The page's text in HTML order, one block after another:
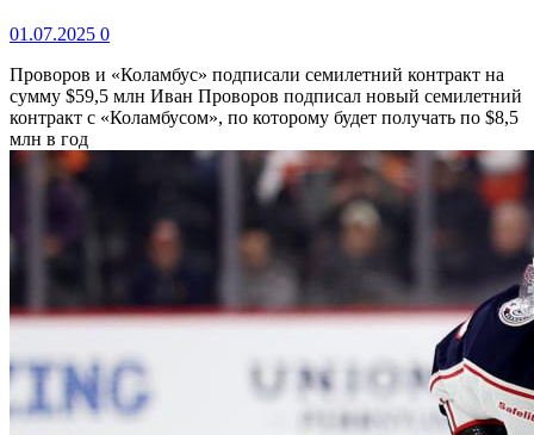
01.07.2025 0
Проворов и «Коламбус» подписали семилетний контракт на
сумму $59,5 млн Иван Проворов подписал новый семилетний
контракт с «Коламбусом», по которому будет получать по $8,5
млн в год